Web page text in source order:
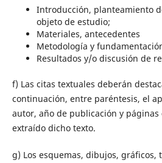
Introducción, planteamiento
objeto de estudio;
Materiales, antecedentes
Metodología y
Resultados y/o discusión de
f) Las citas textuales deberán
continuación, entre paréntesis, el
autor, año de publicación y páginas
extraído dicho texto.
g) Los esquemas, dibujos, gráficos,